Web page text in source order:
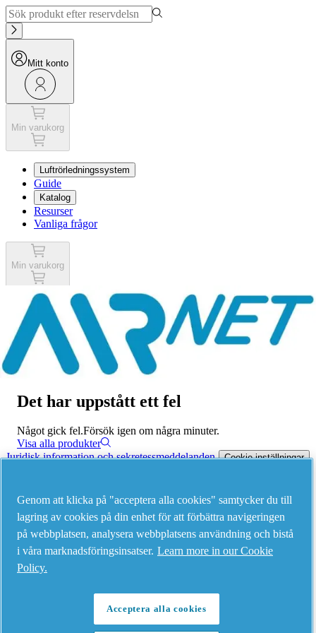
Mitt konto
Min varukorg
Luftrörledningssystem
Guide
Katalog
Resurser
Vanliga frågor
Min varukorg
Mitt konto
Det har uppstått ett fel
Något gick fel.Försök igen om några minuter.
Visa alla produkter
Juridisk information och sekretessmeddelanden- Cookie-inställningar
Genom att klicka på "acceptera alla cookies" samtycker du till
lagring av cookies på din enhet för att förbättra navigeringen
på webbplatsen, analysera webbplatsens användning och bistå
i våra marknadsföringsinsatser. Learn more in our Cookie
Policy.
Acceptera alla cookies